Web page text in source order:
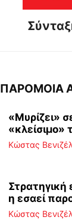
ΠΑΡΟΜΟΙΑ
«Μυρίζει»
«κλείσιμο»
Κώστας
Στρατηγική
η εσαεί
Κώστας